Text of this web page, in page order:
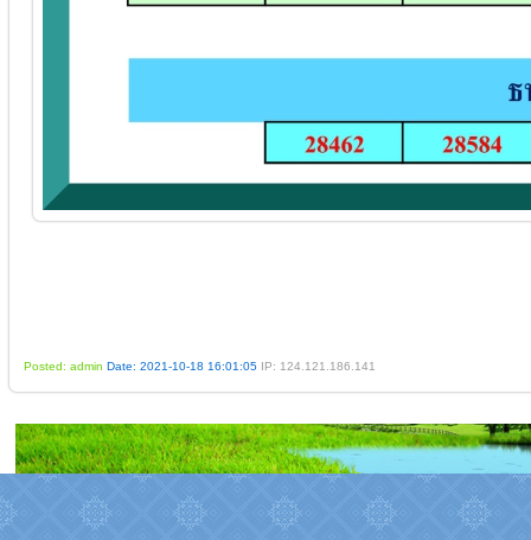
Posted: admin Date: 2021-10-18 16:01:05 IP: 124.121.186.141